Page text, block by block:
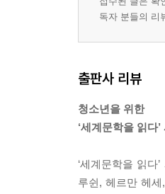
독자 분들의 리
출판사 리뷰
청소년을 위한
‘세계문학을 읽다
‘세계문학을 읽
루쉰, 헤르만 헤